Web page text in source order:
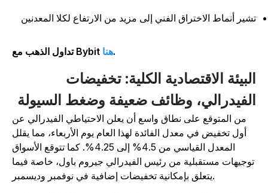
أنماط الاختراق الفني إلى مزيد من الارتفاع لكلا المعدنين
تداول الذهب مع Bybit
الاقتصادية الكلية: تخفيضات
وظائف ضعيفة وضغط السيولة
من المتوقع على نطاق واسع أن يعلن الاحتياطي الفيدرالي عن
أول تخفيض في معدل الفائدة لهذا العام يوم الأربعاء، مما يقلل
المعدل القياسي من 4.5% إلى 4.25%. كما تتوقع الأسواق
توجيهات مستقبلية من رئيس الفيدرالي جيروم باول، خاصة فيما